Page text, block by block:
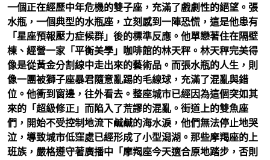
一個正在經歷中年危機的雙子座，充滿了戲劇性的絕望。張
水瓶，一個典型的水瓶座，立刻感到一陣恐慌，這是他患有
「星座預報壓力症候群」後的標準反應。他單戀著住在隔壁
棟、經營一家「平衡美學」咖啡館的林天秤。林天秤完美得
像是從黃金分割線中走出來的藝術品。而張水瓶的人生，則
像一團被獅子座暴君隨意亂踢的毛線球，充滿了混亂與錯
位。他衝到窗邊，往外看去。整座城市已經因為這個突如其
來的「超級修正」而陷入了荒謬的混亂。街道上的雙魚座
們，開始不受控制地流下鹹鹹的海水淚，他們無法停止地哭
泣，導致城市低窪處已經形成了小型潟湖。那些摩羯座的上
班族，嚴格遵守著廣播中「摩羯座今天適合原地踏步，否則